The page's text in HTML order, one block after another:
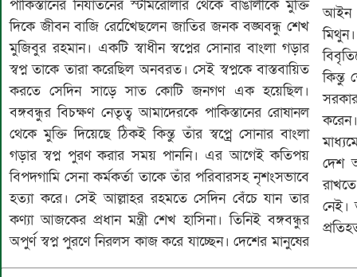
পাকিস্তানের নির্যাতনের স্টীমরোলার থেকে বাঙালীকে মুক্তি
দিকে জীবন বাজি রেখেিেছলেন জাতির জনক বঙ্ঘবন্ধু শেখ
মুজিবুর রহমান। একটি স্বাধীন স্বপ্নের সোনার বাংলা গড়ার
স্বপ্ন তাকে তারা করেছিল অনবরত। সেই স্বপ্নকে বাস্তবায়িত
করতে সেদিন সাড়ে সাত কোটি জনগণ এক হয়েছিল।
বঙ্গবন্ধুর বিচক্ষণ নেতৃত্ব আমাদেরকে পাকিস্তানের রোষানল
থেকে মুক্তি দিয়েছে ঠিকই কিন্তু তাঁর স্বপ্ন্রে সোনার বাংলা
গড়ার স্বপ্ন পুরণ করার সময় পাননি। এর আগেই কতিপয়
বিপদগামি সেনা কর্মকর্তা তাকে তাঁর পরিবারসহ নৃশংসভাবে
হত্যা করে। সেই আল্লাহর রহমতে সেদিন বেঁচে যান তার
কণ্যা আজকের প্রধান মন্ত্রী শেখ হাসিনা। তিনিই বঙ্গবন্ধুর
অপুর্ণ স্বপ্ন পুরণে নিরলস কাজ করে যাচ্ছেন। দেশের মানুষের
আইন
মিথুন।
কিন্তু
দেশ
নেই।